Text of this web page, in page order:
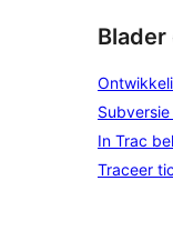
In Trac
Traceer